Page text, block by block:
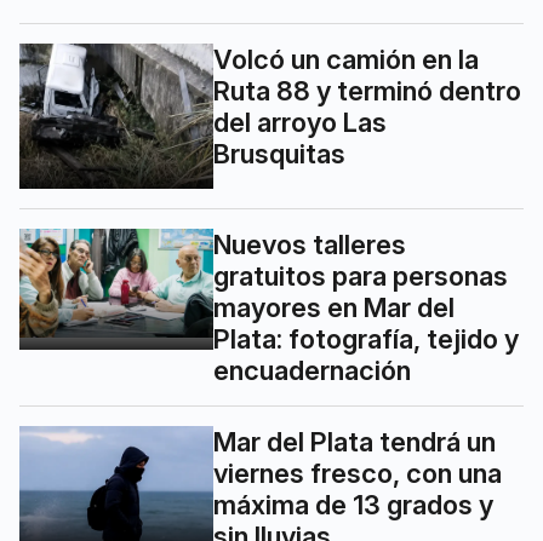
Volcó un camión en la
Ruta 88 y terminó dentro
del arroyo Las
Brusquitas
Nuevos talleres
gratuitos para personas
mayores en Mar del
Plata: fotografía, tejido y
encuadernación
Mar del Plata tendrá un
viernes fresco, con una
máxima de 13 grados y